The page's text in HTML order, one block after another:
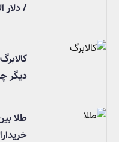
/ دلار
دیگر
طلا